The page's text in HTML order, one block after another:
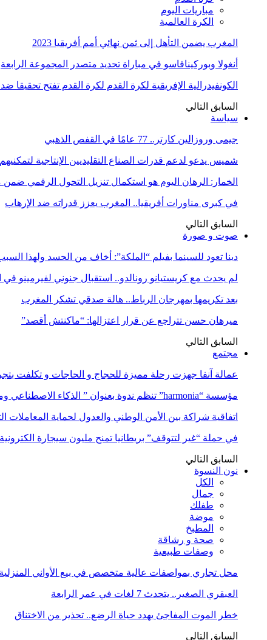
مباريات اليوم
الكرة العالمية
المغرب يضمن التأهل إلى ثمن نهائي أمم أفريقيا 2023
أنغولا وبوركينافاسو في مباراة تحديد متصدر المجموعة الرابعة
الكونفيدرالية الإفريقية لكرة القدم لكرة القدم تفتح تحقيقا
السابق التالي
سياسة
جيمى وروزالين كارتر.. 77 عامًا في القفص الذهبي
شميس يدعو لدعم قدرات الصناع التقليديين الإنتاجية
الخمار: الرهان اليوم هو استكمال تنزيل التحول الرقمي
في كبرى مناورات أفريقيا.. المغرب يعزز قدراته ضد الإرهاب
السابق التالي
صوت و صورة
دينا تعود للسينما بفيلم “الملكة”: أخاف من الحسد ولهذا
لم يحدث مع كريستيانو رونالدو.. استقبال جنوني لفيرمينو في
بعد تكريمها بمهرجان الرباط.. هالة صدقي تشكر المغرب
ميرهان حسن تتراجع عن قرار اعتزالها: “ماكنتش أقصد”
السابق التالي
مجتمع
عمالة آنفا جهزت رحلة مميزة للحجاج و الحاجات و تكلفت
مؤسسة “harmonia” تنظم ندوة بعنوان ” الذكاء الاصطناعي ومهن المستقبل:…
اتفاقية شراكة بين الأمن الوطني والعدول لحماية المعاملات
في حملة “غير لتتوقف” بريطانيا تمنح مليون سيجارة
السابق التالي
نون النسوة
الكل
جمال
طفلك
موضة
المطبخ
صحة و رشاقة
وصفات طبيعية
محل تجاري بمواصفات عالية متخصص في بيع الأواني المنزلية
العبقري الصغير.. يتحدث 7 لغات في عمر الرابعة
خطر الموت المفاجئ يهدد حياة الرضع.. تحذير من الاختناق
السابق التالي